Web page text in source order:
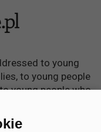
to young
to young people
young people who